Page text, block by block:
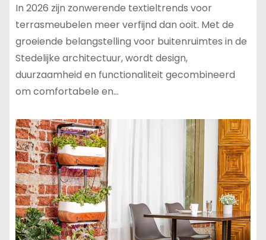
In 2026 zijn zonwerende textieltrends voor
terrasmeubelen meer verfijnd dan ooit. Met de
groeiende belangstelling voor buitenruimtes in de
Stedelijke architectuur, wordt design,
duurzaamheid en functionaliteit gecombineerd
om comfortabele en…